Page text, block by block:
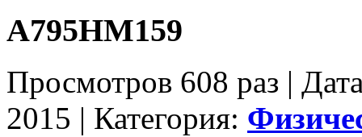
А795НМ159
Просмотров 608 раз |
2015 | Категория: